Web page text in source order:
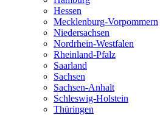
Hessen
Mecklenburg-Vorpommern
Niedersachsen
Nordrhein-Westfalen
Rheinland-Pfalz
Saarland
Sachsen
Sachsen-Anhalt
Schleswig-Holstein
Thüringen